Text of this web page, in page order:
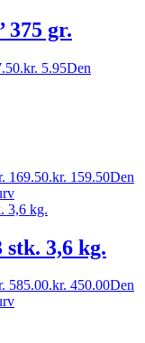
375 gr.
kr. 5.95Den
169.50.kr. 159.50Den
stk. 3,6 kg.
585.00.kr. 450.00Den